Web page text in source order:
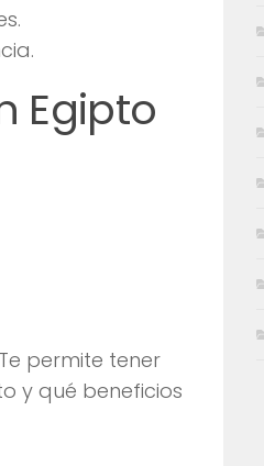
Egipto
permite tener
y qué beneficios